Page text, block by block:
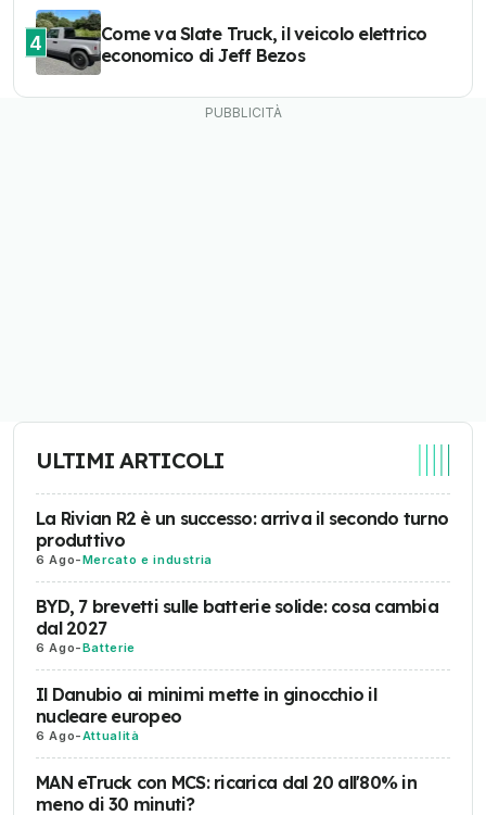
4
Come va Slate Truck, il veicolo elettrico
economico di Jeff Bezos
ULTIMI ARTICOLI
La Rivian R2 è un successo: arriva il secondo turno
produttivo
6 Ago-Mercato e industria
BYD, 7 brevetti sulle batterie solide: cosa cambia
dal 2027
6 Ago-Batterie
Il Danubio ai minimi mette in ginocchio il
nucleare europeo
6 Ago-Attualità
MAN eTruck con MCS: ricarica dal 20 all'80% in
meno di 30 minuti?